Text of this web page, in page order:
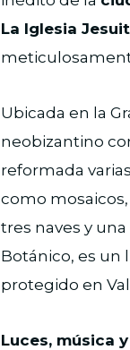
La Iglesia
Ubicada en la
neobizantino
reformada
como
tres naves y
Botánico, es un
protegido en
Luces, música